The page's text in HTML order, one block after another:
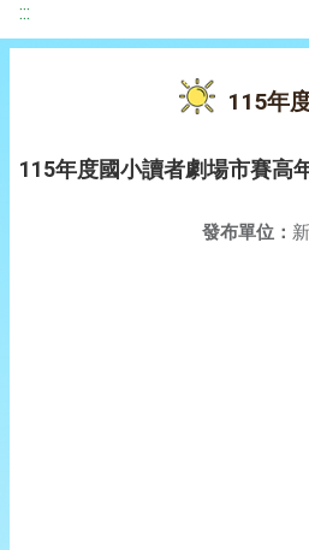
:::
115年
115年度國小讀者劇場市賽高
發布單位：